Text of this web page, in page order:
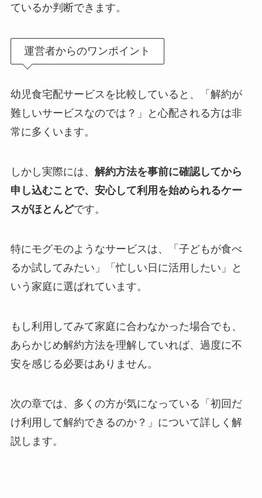
ているか判断できます。
運営者からのワンポイント
幼児食宅配サービスを比較していると、「解約が
難しいサービスなのでは？」と心配される方は非
常に多くいます。
しかし実際には、 解約方法を事前に確認してから
申し込むことで、安心して利用を始められるケー
スがほとんどです。
特にモグモのようなサービスは、「子どもが食べ
るか試してみたい」「忙しい日に活用したい」と
いう家庭に選ばれています。
もし利用してみて家庭に合わなかった場合でも、
あらかじめ解約方法を理解していれば、過度に不
安を感じる必要はありません。
次の章では、多くの方が気になっている「初回だ
け利用して解約できるのか？」について詳しく解
説します。